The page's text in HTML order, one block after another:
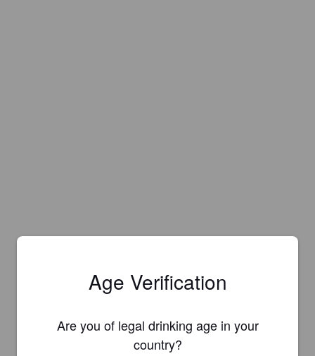
Age Verification
Are you of legal drinking age in your
country?